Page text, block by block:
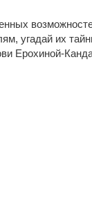
угадай их
Ерохиной-